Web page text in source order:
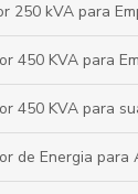
e
250 kVA para
450 KVA para
450 KVA para
de Energia para